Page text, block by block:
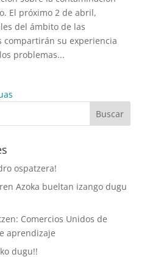
El próximo 2 de abril,
del ámbito de las
su experiencia
problemas...
ospatzera!
Azoka bueltan izango dugu
Comercios Unidos de
aprendizaje
dugu!!